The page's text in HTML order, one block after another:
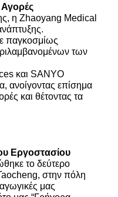
Αγορές
η Zhaoyang Medical
παγκοσμίως
των
και SANYO
ανοίγοντας επίσημα
και θέτοντας τα
Εργοστασίου
το δεύτερο
στην πόλη
μας